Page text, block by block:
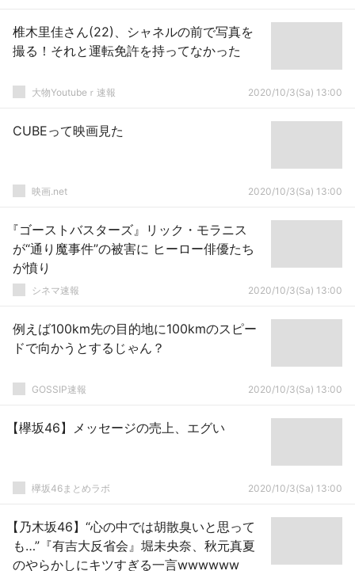
椎木里佳さん(22)、シャネルの前で写真を
撮る！それと運転免許を持ってなかった
大物Youtubeｒ速報 2020/10/3(Sa) 13:00
CUBEって映画見た
映画.net 2020/10/3(Sa) 13:00
『ゴーストバスターズ』リック・モラニス
が“通り魔事件”の被害に ヒーロー俳優たち
が憤り
シネマ速報 2020/10/3(Sa) 13:00
例えば100km先の目的地に100kmのスピー
ドで向かうとするじゃん？
GOSSIP速報 2020/10/3(Sa) 13:00
【欅坂46】メッセージの売上、エグい
欅坂46まとめラボ 2020/10/3(Sa) 13:00
【乃木坂46】“心の中では胡散臭いと思って
も…”『有吉大反省会』堀未央奈、秋元真夏
のやらかしにキツすぎる一言wwwwww